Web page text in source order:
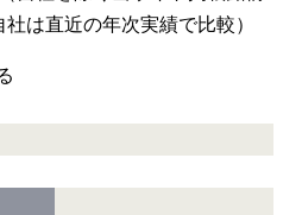
は直近の年次実績で比較）